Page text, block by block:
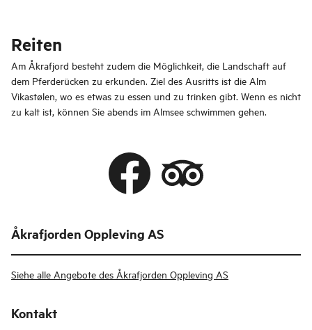
Reiten
Am Åkrafjord besteht zudem die Möglichkeit, die Landschaft auf
dem Pferderücken zu erkunden. Ziel des Ausritts ist die Alm
Vikastølen, wo es etwas zu essen und zu trinken gibt. Wenn es nicht
zu kalt ist, können Sie abends im Almsee schwimmen gehen.
Åkrafjorden Oppleving AS
Siehe alle Angebote des Åkrafjorden Oppleving AS
Kontakt